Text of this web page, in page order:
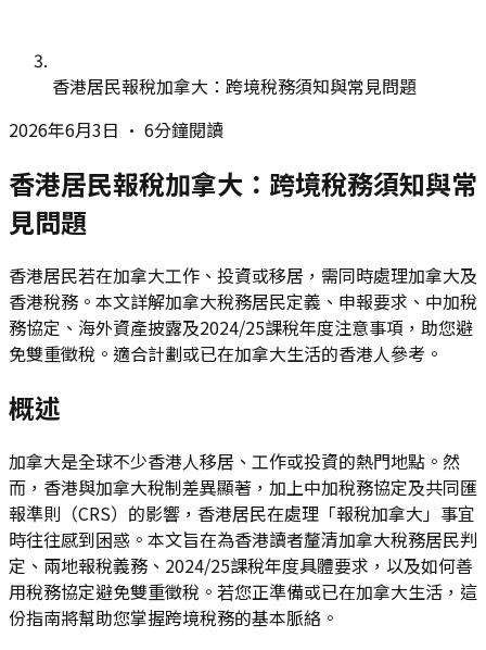
香港居民報稅加拿大：跨境稅務須知與常見問題
2026年6月3日 • 6分鐘閱讀
香港居民報稅加拿大：跨境稅務須知與常
見問題
香港居民若在加拿大工作、投資或移居，需同時處理加拿大及
香港稅務。本文詳解加拿大稅務居民定義、申報要求、中加稅
務協定、海外資產披露及2024/25課稅年度注意事項，助您避
免雙重徵稅。適合計劃或已在加拿大生活的香港人參考。
概述
加拿大是全球不少香港人移居、工作或投資的熱門地點。然
而，香港與加拿大稅制差異顯著，加上中加稅務協定及共同匯
報準則（CRS）的影響，香港居民在處理「報稅加拿大」事宜
時往往感到困惑。本文旨在為香港讀者釐清加拿大稅務居民判
定、兩地報稅義務、2024/25課稅年度具體要求，以及如何善
用稅務協定避免雙重徵稅。若您正準備或已在加拿大生活，這
份指南將幫助您掌握跨境稅務的基本脈絡。